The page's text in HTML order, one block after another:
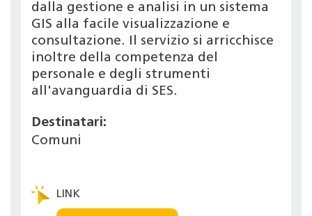
dalla gestione e analisi in un sistema
GIS alla facile visualizzazione e
consultazione. Il servizio si arricchisce
inoltre della competenza del
personale e degli strumenti
all'avanguardia di SES.
Destinatari:
Comuni